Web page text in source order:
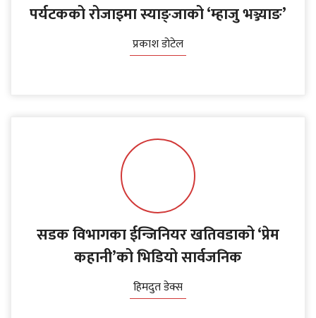
पर्यटकको रोजाइमा स्याङ्जाको ‘म्हाजु भञ्ज्याङ’
प्रकाश डोटेल
सडक विभागका ईन्जिनियर खतिवडाको ‘प्रेम
कहानी’को भिडियो सार्वजनिक
हिमदुत डेक्स